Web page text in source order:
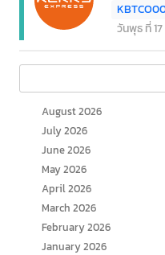
วันพุธ ที่
August 2026
July 2026
June 2026
May 2026
April 2026
March 2026
February 2026
January 2026